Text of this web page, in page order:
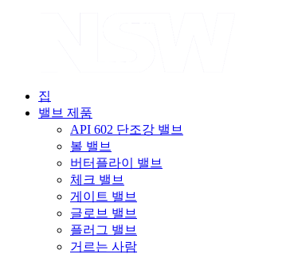
집
밸브 제품
API 602 단조강 밸브
볼 밸브
버터플라이 밸브
체크 밸브
게이트 밸브
글로브 밸브
플러그 밸브
거르는 사람